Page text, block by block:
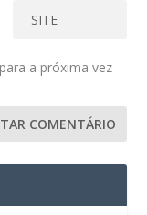
a próxima vez